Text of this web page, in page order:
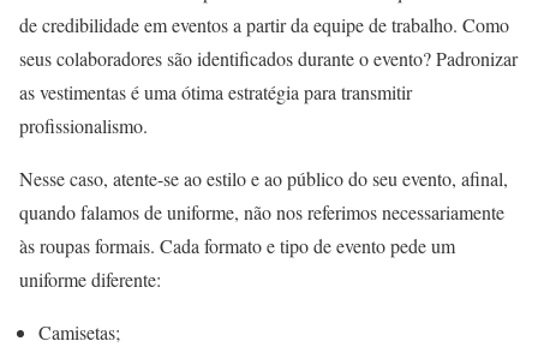
de credibilidade em eventos a partir da equipe de trabalho. Como
seus colaboradores são identificados durante o evento? Padronizar
as vestimentas é uma ótima estratégia para transmitir
profissionalismo.
Nesse caso, atente-se ao estilo e ao público do seu evento, afinal,
quando falamos de uniforme, não nos referimos necessariamente
às roupas formais. Cada formato e tipo de evento pede um
uniforme diferente:
Camisetas;